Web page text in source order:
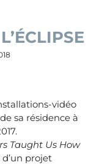
vidéo
sa résidence à
Taught Us How
projet